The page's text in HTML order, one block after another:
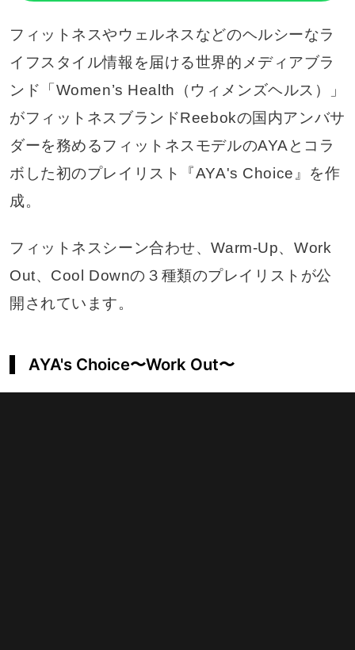
フィットネスやウェルネスなどのヘルシーなラ
イフスタイル情報を届ける世界的メディアブラ
ンド「Women’s Health（ウィメンズヘルス）」
がフィットネスブランドReebokの国内アンバサ
ダーを務めるフィットネスモデルのAYAとコラ
ボした初のプレイリスト『AYA's Choice』を作
成。
フィットネスシーン合わせ、Warm-Up、Work
Out、Cool Downの３種類のプレイリストが公
開されています。
AYA's Choice〜Work Out〜